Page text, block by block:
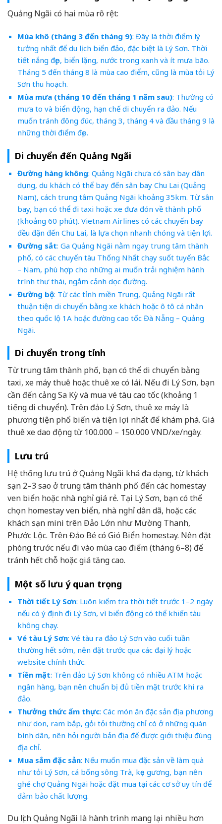
Quảng Ngãi có hai mùa rõ rệt:
Mùa khô (tháng 3 đến tháng 9): Đây là thời điểm lý
tưởng nhất để du lịch biển đảo, đặc biệt là Lý Sơn. Thời
tiết nắng đẹp, biển lặng, nước trong xanh và ít mưa bão.
Tháng 5 đến tháng 8 là mùa cao điểm, cũng là mùa tỏi Lý
Sơn thu hoạch.
Mùa mưa (tháng 10 đến tháng 1 năm sau): Thường có
mưa to và biển động, hạn chế di chuyển ra đảo. Nếu
muốn tránh đông đúc, tháng 3, tháng 4 và đầu tháng 9 là
những thời điểm đẹp.
Di chuyển đến Quảng Ngãi
Đường hàng không: Quảng Ngãi chưa có sân bay dân
dụng, du khách có thể bay đến sân bay Chu Lai (Quảng
Nam), cách trung tâm Quảng Ngãi khoảng 35km. Từ sân
bay, bạn có thể đi taxi hoặc xe đưa đón về thành phố
(khoảng 60 phút). Vietnam Airlines có các chuyến bay
đều đặn đến Chu Lai, là lựa chọn nhanh chóng và tiện lợi.
Đường sắt: Ga Quảng Ngãi nằm ngay trung tâm thành
phố, có các chuyến tàu Thống Nhất chạy suốt tuyến Bắc
– Nam, phù hợp cho những ai muốn trải nghiệm hành
trình thư thái, ngắm cảnh dọc đường.
Đường bộ: Từ các tỉnh miền Trung, Quảng Ngãi rất
thuận tiện di chuyển bằng xe khách hoặc ô tô cá nhân
theo quốc lộ 1A hoặc đường cao tốc Đà Nẵng – Quảng
Ngãi.
Di chuyển trong tỉnh
Từ trung tâm thành phố, bạn có thể di chuyển bằng
taxi, xe máy thuê hoặc thuê xe có lái. Nếu đi Lý Sơn, bạn
cần đến cảng Sa Kỳ và mua vé tàu cao tốc (khoảng 1
tiếng di chuyển). Trên đảo Lý Sơn, thuê xe máy là
phương tiện phổ biến và tiện lợi nhất để khám phá. Giá
thuê xe dao động từ 100.000 – 150.000 VND/xe/ngày.
Lưu trú
Hệ thống lưu trú ở Quảng Ngãi khá đa dạng, từ khách
sạn 2–3 sao ở trung tâm thành phố đến các homestay
ven biển hoặc nhà nghỉ giá rẻ. Tại Lý Sơn, bạn có thể
chọn homestay ven biển, nhà nghỉ dân dã, hoặc các
khách sạn mini trên Đảo Lớn như Mường Thanh,
Phước Lộc. Trên Đảo Bé có Gió Biển homestay. Nên đặt
phòng trước nếu đi vào mùa cao điểm (tháng 6–8) để
tránh hết chỗ hoặc giá tăng cao.
Một số lưu ý quan trọng
Thời tiết Lý Sơn: Luôn kiểm tra thời tiết trước 1–2 ngày
nếu có ý định đi Lý Sơn, vì biển động có thể khiến tàu
không chạy.
Vé tàu Lý Sơn: Vé tàu ra đảo Lý Sơn vào cuối tuần
thường hết sớm, nên đặt trước qua các đại lý hoặc
website chính thức.
Tiền mặt: Trên đảo Lý Sơn không có nhiều ATM hoặc
ngân hàng, bạn nên chuẩn bị đủ tiền mặt trước khi ra
đảo.
Thưởng thức ẩm thực: Các món ăn đặc sản địa phương
như don, ram bắp, gỏi tỏi thường chỉ có ở những quán
bình dân, nên hỏi người bản địa để được giới thiệu đúng
địa chỉ.
Mua sắm đặc sản: Nếu muốn mua đặc sản về làm quà
như tỏi Lý Sơn, cá bống sông Trà, kẹo gương, bạn nên
ghé chợ Quảng Ngãi hoặc đặt mua tại các cơ sở uy tín để
đảm bảo chất lượng.
Du lịch Quảng Ngãi là hành trình mang lại nhiều hơn